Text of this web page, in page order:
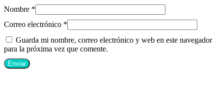
Nombre *
Correo electrónico *
Guarda mi nombre, correo electrónico y web en este navegador
para la próxima vez que comente.